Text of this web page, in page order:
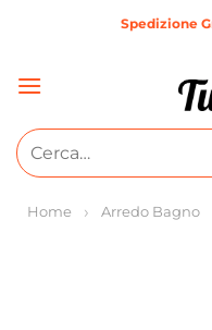
Spedizione
Cerca:
Home Arredo Bagno